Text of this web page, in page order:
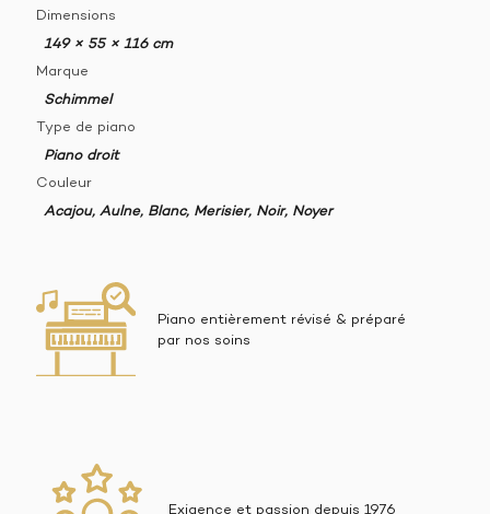
Dimensions
149 × 55 × 116 cm
Marque
Schimmel
Type de piano
Piano droit
Couleur
Acajou, Aulne, Blanc, Merisier, Noir, Noyer
Piano entièrement révisé & préparé
par nos soins
Exigence et passion depuis 1976